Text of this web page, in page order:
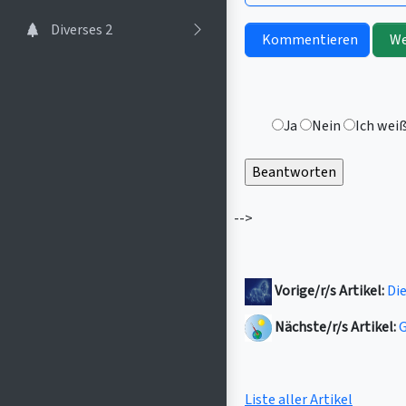
Diverses 2
Kommentieren
Ja Nein Ich
-->
Vorige/r/s Artikel:
Nächste/r/s Artikel:
Liste aller Artikel